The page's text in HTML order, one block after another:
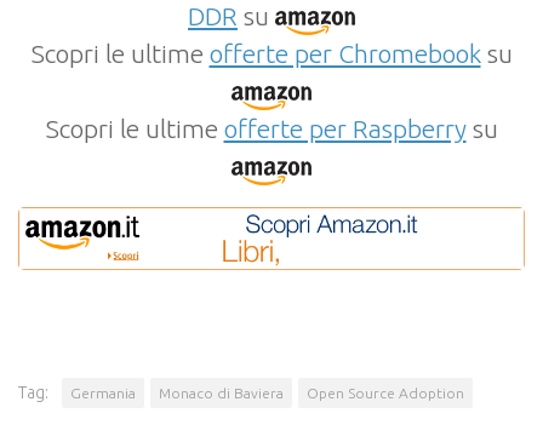
DDR su
Scopri le ultime offerte per Chromebooksu
Scopri le ultime offerte per Raspberrysu
Tag: Germania Monaco di Baviera Open Source Adoption